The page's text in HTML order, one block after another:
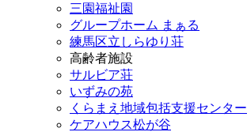
三園福祉園
グループホーム まぁる
練馬区立しらゆり荘
高齢者施設
サルビア荘
いずみの苑
くらまえ地域包括支援センター
ケアハウス松が谷